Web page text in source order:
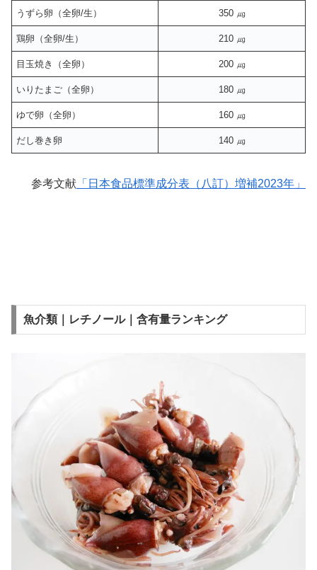
うずら卵（全卵/生） 350 ㎍
鶏卵（全卵/生） 210 ㎍
目玉焼き（全卵） 200 ㎍
いりたまご（全卵） 180 ㎍
ゆで卵（全卵） 160 ㎍
だし巻き卵 140 ㎍
参考文献 「日本食品標準成分表（八訂）増補2023年」
魚介類｜レチノール｜含有量ランキング